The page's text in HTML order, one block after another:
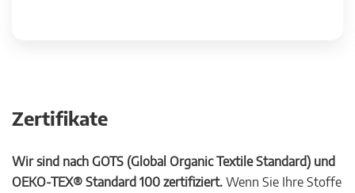
Zertifikate
Wir sind nach GOTS (Global Organic Textile Standard) und
OEKO-TEX® Standard 100 zertifiziert. Wenn Sie Ihre Stoffe